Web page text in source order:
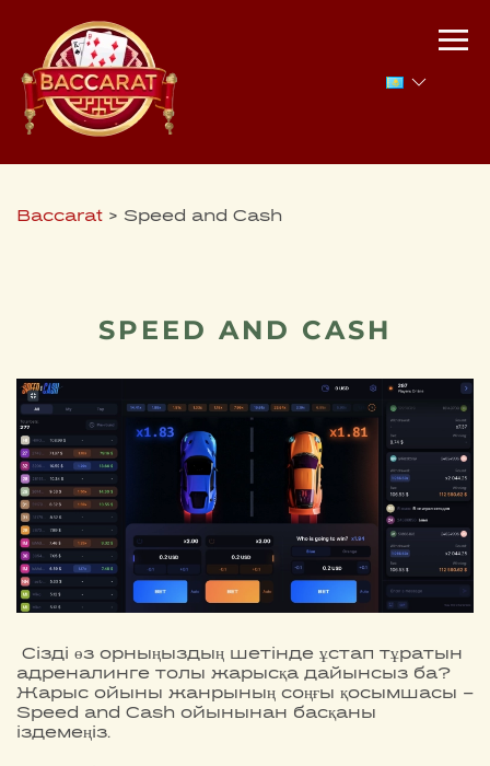
Baccarat > Speed and Cash
SPEED AND CASH
Сізді өз орныңыздың шетінде ұстап тұратын
адреналинге толы жарысқа дайынсыз ба?
Жарыс ойыны жанрының соңғы қосымшасы –
Speed and Cash ойынынан басқаны
іздемеңіз.